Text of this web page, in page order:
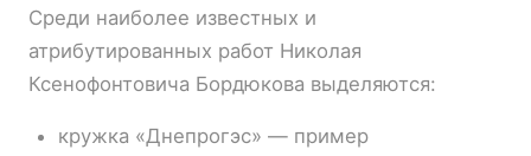
Среди наиболее известных и
атрибутированных работ Николая
Ксенофонтовича Бордюкова выделяются:
кружка «Днепрогэс» — пример